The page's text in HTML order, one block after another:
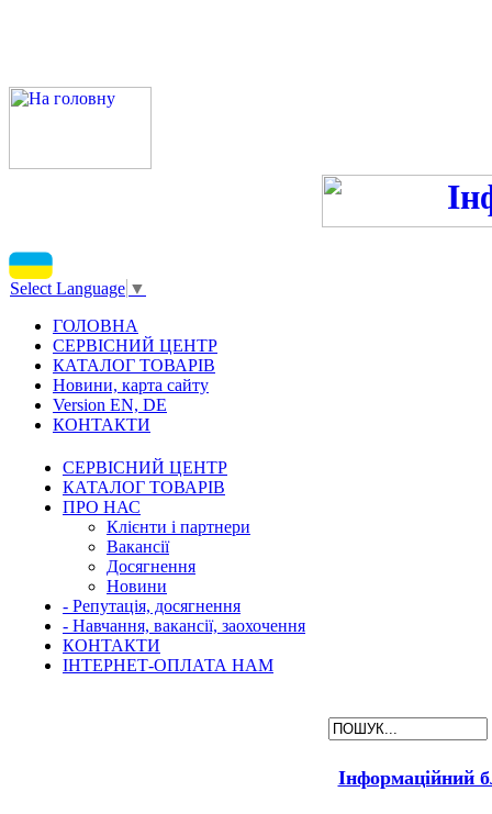
Select Language ▼
ГОЛОВНА
СЕРВІСНИЙ ЦЕНТР
КАТАЛОГ ТОВАРІВ
Новини, карта сайту
Version EN, DE
КОНТАКТИ
СЕРВІСНИЙ ЦЕНТР
КАТАЛОГ ТОВАРІВ
ПРО НАС
Клієнти і партнери
Вакансії
Досягнення
Новини
- Репутація, досягнення
- Навчання, вакансії, заохочення
КОНТАКТИ
ІНТЕРНЕТ-ОПЛАТА НАМ
Інформаційний